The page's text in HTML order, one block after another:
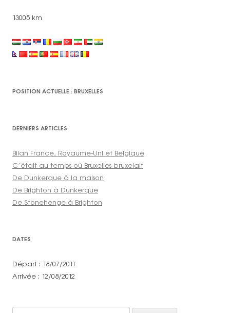
13005 km
POSITION ACTUELLE : BRUXELLES
DERNIERS ARTICLES
Bilan France, Royaume-Uni et Belgique
C’était au temps où Bruxelles bruxelait
De Dunkerque à la maison
De Brighton à Dunkerque
De Stonehenge à Brighton
DATES
Départ : 18/07/2011
Arrivée : 12/08/2012